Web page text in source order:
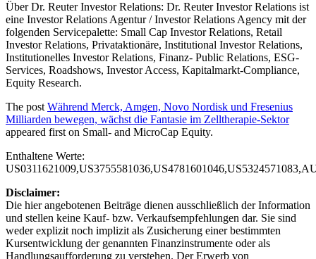
Über Dr. Reuter Investor Relations: Dr. Reuter Investor Relations ist
eine Investor Relations Agentur / Investor Relations Agency mit der
folgenden Servicepalette: Small Cap Investor Relations, Retail
Investor Relations, Privataktionäre, Institutional Investor Relations,
Institutionelles Investor Relations, Finanz- Public Relations, ESG-
Services, Roadshows, Investor Access, Kapitalmarkt-Compliance,
Equity Research.
The post Während Merck, Amgen, Novo Nordisk und Fresenius
Milliarden bewegen, wächst die Fantasie im Zelltherapie-Sektor
appeared first on Small- and MicroCap Equity.
Enthaltene Werte:
Disclaimer:
Die hier angebotenen Beiträge dienen ausschließlich der Information
und stellen keine Kauf- bzw. Verkaufsempfehlungen dar. Sie sind
weder explizit noch implizit als Zusicherung einer bestimmten
Kursentwicklung der genannten Finanzinstrumente oder als
Handlungsaufforderung zu verstehen. Der Erwerb von